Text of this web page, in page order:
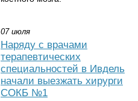
07 июля
Наряду с врачами
терапевтических
специальностей в Ивдель
начали выезжать хирурги
СОКБ №1